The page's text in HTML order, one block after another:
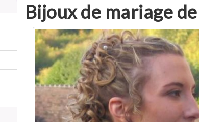
Bijoux de mariage